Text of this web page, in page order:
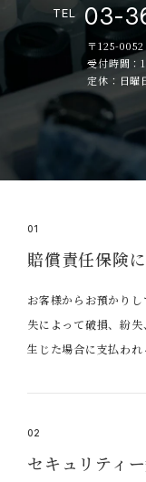
TEL 03-
〒125-
受付時間：
定休：日曜
01
賠償責任保険
お客様からお預かり
失によって破損、紛
生じた場合に支払われ
02
セキュリティ